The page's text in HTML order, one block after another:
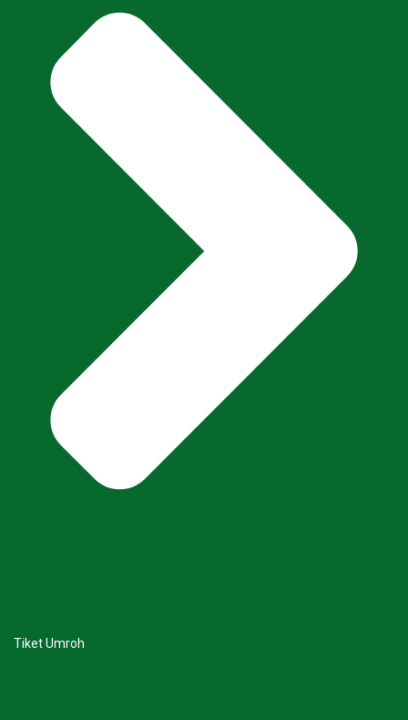
Tiket Umroh